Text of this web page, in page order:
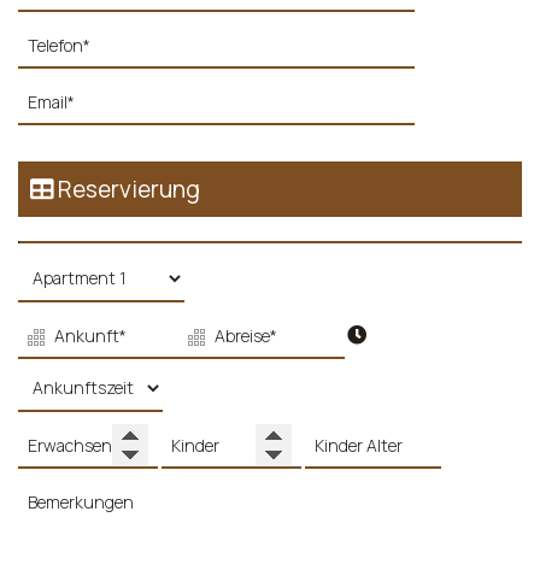
Reservierung